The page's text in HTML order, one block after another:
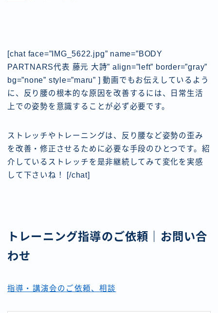
[chat face=”IMG_5622.jpg” name=”BODY
PARTNARS代表 藤元 大詩” align=”left” border=”gray”
bg=”none” style=”maru” ] 動画でもお伝えしているよう
に、反り腰の根本的な原因を改善するには、日常生活
上での姿勢を意識することが必ず必要です。
ストレッチやトレーニングは、反り腰など姿勢の歪み
を改善・修正させるために必要な手段のひとつです。紹
介しているストレッチを是非継続してみて変化を実感
して下さいね！ [/chat]
トレーニング指導のご依頼｜お問い合
わせ
指導・講演会のご依頼、相談